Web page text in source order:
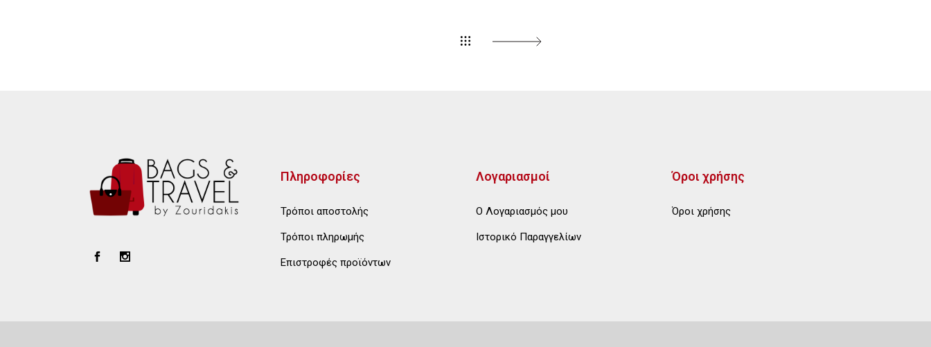
Πληροφορίες
Τρόποι αποστολής
Τρόποι πληρωμής
Επιστροφές προϊόντων
Λογαριασμοί
Ο Λογαριασμός μου
Ιστορικό Παραγγελίων
Όροι χρήσης
Όροι χρήσης